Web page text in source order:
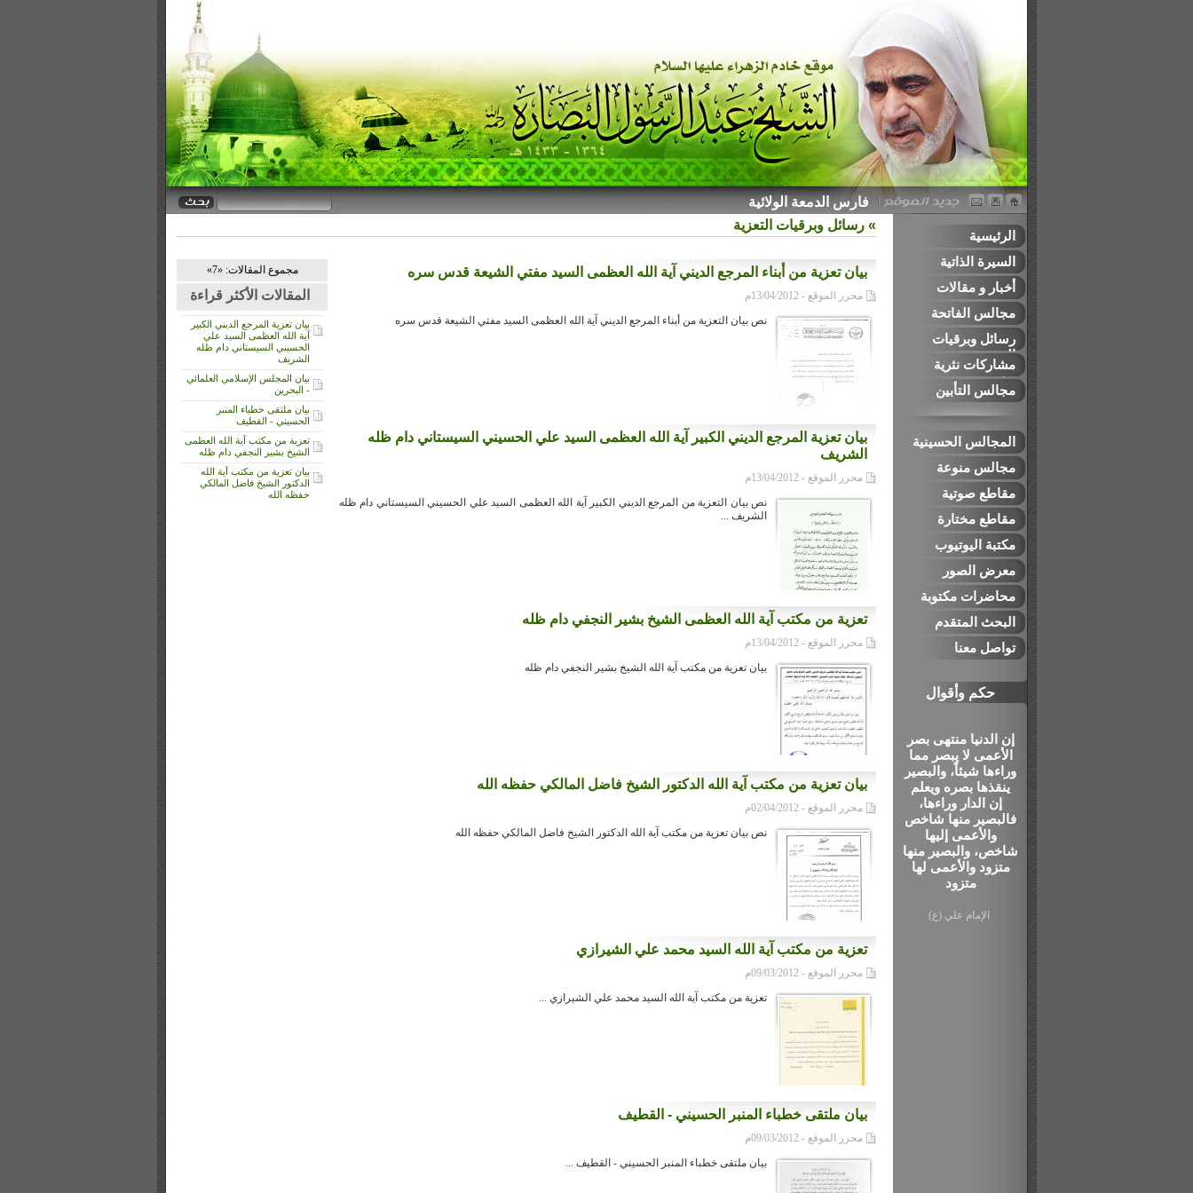
فارس الدمعة الولائية
الرئيسية
السيرة الذاتية
أخبار و مقالات
مجالس الفاتحة
رسائل وبرقيات
التعزية
مشاركات نثرية
وشعرية
مجالس التأبين
المجالس الحسينية
مجالس منوعة
مقاطع صوتية
مقاطع مختارة
مكتبة اليوتيوب
معرض الصور
محاضرات مكتوبة
البحث المتقدم
تواصل معنا
حكم وأقوال
إن الدنيا منتهى بصر
الأعمى لا يبصر مما
وراءها شيئاً، والبصير
ينقذها بصره ويعلم
إن الدار وراءها،
فالبصير منها شاخص
والأعمى إليها
شاخص، والبصير منها
متزود والأعمى لها
متزود
الإمام علي (ع)
» رسائل وبرقيات التعزية
مجموع المقالات: «7»
المقالات الأكثر قراءة
بيان تعزية المرجع الديني الكبير
آية الله العظمى السيد علي
الحسيني السيستاني دام ظله
الشريف
بيان المجلس الإسلامي العلمائي
- البحرين
بيان ملتقى خطباء المنبر
الحسيني - القطيف
تعزية من مكتب آية الله العظمى
الشيخ بشير النجفي دام ظله
بيان تعزية من مكتب آية الله
الدكتور الشيخ فاضل المالكي
حفظه الله
بيان تعزية من أبناء المرجع الديني آية الله العظمى السيد مفتي الشيعة قدس سره
محرر الموقع - 13/04/2012م
نص بيان التعزية من أبناء المرجع الديني آية الله العظمى السيد مفتي الشيعة قدس سره
بيان تعزية المرجع الديني الكبير آية الله العظمى السيد علي الحسيني السيستاني دام ظله
الشريف
محرر الموقع - 13/04/2012م
نص بيان التعزية من المرجع الديني الكبير آية الله العظمى السيد علي الحسيني السيستاني دام ظله
الشريف ...
تعزية من مكتب آية الله العظمى الشيخ بشير النجفي دام ظله
محرر الموقع - 13/04/2012م
بيان تعزية من مكتب آية الله الشيخ بشير النجفي دام ظله
بيان تعزية من مكتب آية الله الدكتور الشيخ فاضل المالكي حفظه الله
محرر الموقع - 02/04/2012م
نص بيان تعزية من مكتب آية الله الدكتور الشيخ فاضل المالكي حفظه الله
تعزية من مكتب آية الله السيد محمد علي الشيرازي
محرر الموقع - 09/03/2012م
تعزية من مكتب آية الله السيد محمد علي الشيرازي ...
بيان ملتقى خطباء المنبر الحسيني - القطيف
محرر الموقع - 09/03/2012م
بيان ملتقى خطباء المنبر الحسيني - القطيف ...